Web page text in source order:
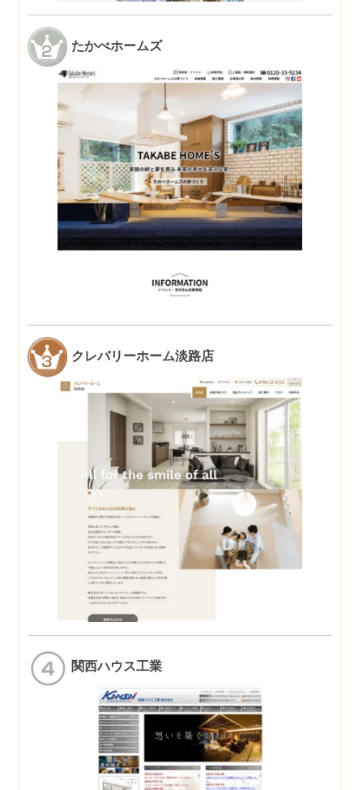
たかべホームズ
クレバリーホーム淡路店
関西ハウス工業